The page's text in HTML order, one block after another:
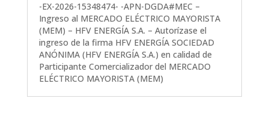
-EX-2026-15348474- -APN-DGDA#MEC –
Ingreso al MERCADO ELÉCTRICO MAYORISTA
(MEM) – HFV ENERGÍA S.A. – Autorízase el
ingreso de la firma HFV ENERGÍA SOCIEDAD
ANÓNIMA (HFV ENERGÍA S.A.) en calidad de
Participante Comercializador del MERCADO
ELÉCTRICO MAYORISTA (MEM)